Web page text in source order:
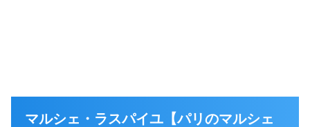
マルシェ・ラスパイユ【パリのマルシェ